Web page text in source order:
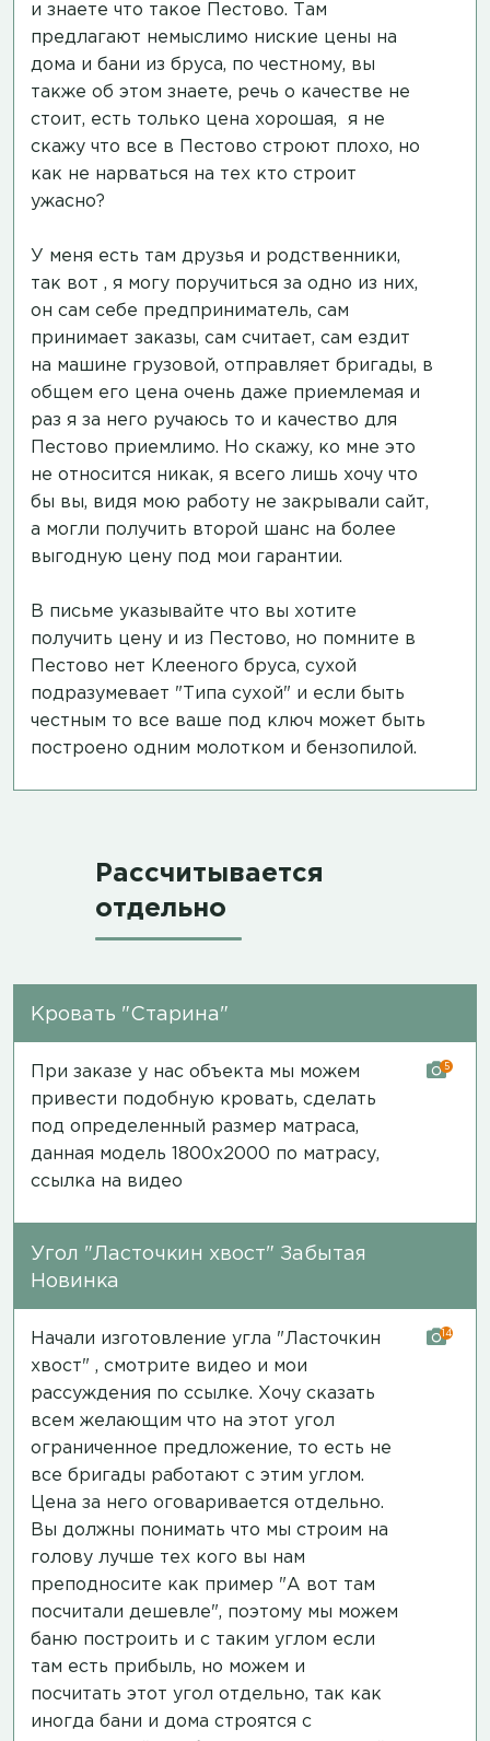
и знаете что такое Пестово. Там
предлагают немыслимо ниские цены на
дома и бани из бруса, по честному, вы
также об этом знаете, речь о качестве не
стоит, есть только цена хорошая, я не
скажу что все в Пестово строют плохо, но
как не нарваться на тех кто строит
ужасно?
У меня есть там друзья и родственники,
так вот , я могу поручиться за одно из них,
он сам себе предприниматель, сам
принимает заказы, сам считает, сам ездит
на машине грузовой, отправляет бригады, в
общем его цена очень даже приемлемая и
раз я за него ручаюсь то и качество для
Пестово приемлимо. Но скажу, ко мне это
не относится никак, я всего лишь хочу что
бы вы, видя мою работу не закрывали сайт,
а могли получить второй шанс на более
выгодную цену под мои гарантии.
В письме указывайте что вы хотите
получить цену и из Пестово, но помните в
Пестово нет Клееного бруса, сухой
подразумевает "Типа сухой" и если быть
честным то все ваше под ключ может быть
построено одним молотком и бензопилой.
Рассчитывается
отдельно
Кровать "Старина"
При заказе у нас объекта мы можем
привести подобную кровать, сделать
под определенный размер матраса,
данная модель 1800х2000 по матрасу,
ссылка на видео
5
Угол "Ласточкин хвост" Забытая
Новинка
Начали изготовление угла "Ласточкин
хвост" , смотрите видео и мои
рассуждения по ссылке. Хочу сказать
всем желающим что на этот угол
ограниченное предложение, то есть не
все бригады работают с этим углом.
Цена за него оговаривается отдельно.
Вы должны понимать что мы строим на
голову лучше тех кого вы нам
преподносите как пример "А вот там
посчитали дешевле", поэтому мы можем
баню построить и с таким углом если
там есть прибыль, но можем и
посчитать этот угол отдельно, так как
иногда бани и дома строятся с
14